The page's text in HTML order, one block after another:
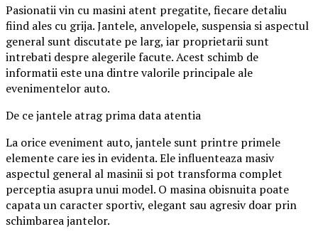
Pasionatii vin cu masini atent pregatite, fiecare detaliu
fiind ales cu grija. Jantele, anvelopele, suspensia si aspectul
general sunt discutate pe larg, iar proprietarii sunt
intrebati despre alegerile facute. Acest schimb de
informatii este una dintre valorile principale ale
evenimentelor auto.
De ce jantele atrag prima data atentia
La orice eveniment auto, jantele sunt printre primele
elemente care ies in evidenta. Ele influenteaza masiv
aspectul general al masinii si pot transforma complet
perceptia asupra unui model. O masina obisnuita poate
capata un caracter sportiv, elegant sau agresiv doar prin
schimbarea jantelor.